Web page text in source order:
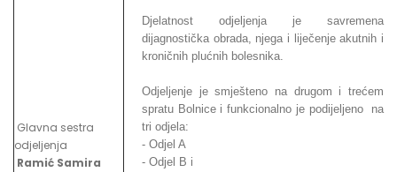
Glavna sestra
odjeljenja
Ramić Samira
Djelatnost odjeljenja je savremena
dijagnostička obrada, njega i liječenje akutnih i
kroničnih plućnih bolesnika.
Odjeljenje je smješteno na drugom i trećem
spratu Bolnice i funkcionalno je podijeljeno na
tri odjela:
- Odjel A
- Odjel B i